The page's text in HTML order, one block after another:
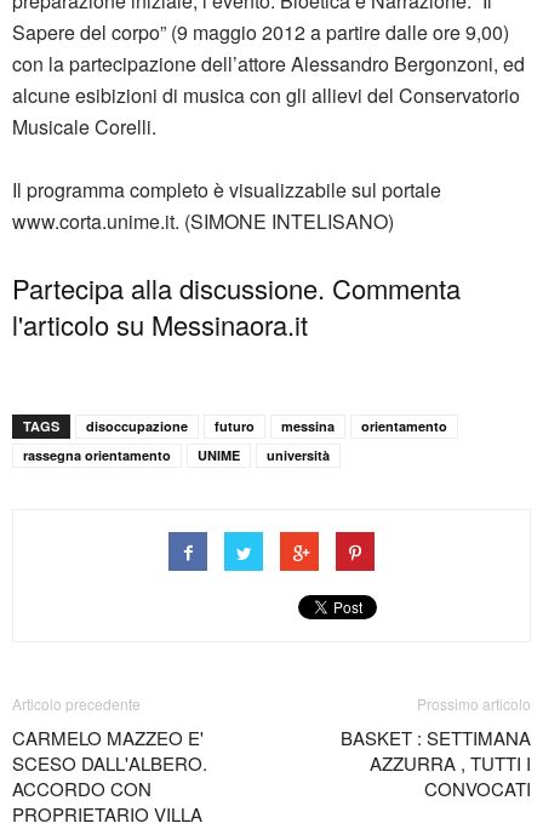
Sapere del corpo” (9 maggio 2012 a partire dalle ore 9,00)
con la partecipazione dell’attore Alessandro Bergonzoni, ed
alcune esibizioni di musica con gli allievi del Conservatorio
Musicale Corelli.
Il programma completo è visualizzabile sul portale
www.corta.unime.it. (SIMONE INTELISANO)
Partecipa alla discussione. Commenta
l'articolo su Messinaora.it
TAGS disoccupazione futuro messina
orientamento
rassegna orientamento
UNIME università
Articolo precedente
CARMELO MAZZEO E'
SCESO DALL'ALBERO.
ACCORDO CON
PROPRIETARIO VILLA
Prossimo articolo
BASKET : SETTIMANA
AZZURRA , TUTTI I
CONVOCATI